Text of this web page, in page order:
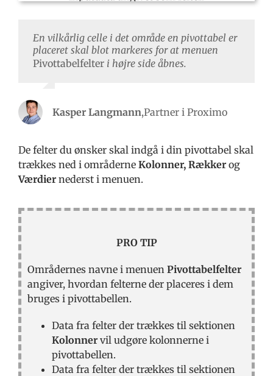
En vilkårlig celle i det område en pivottabel er
placeret skal blot markeres for at menuen
Pivottabelfelteri højre side åbnes.
Kasper Langmann,Partner i Proximo
De felter du ønsker skal indgå i din pivottabel skal
trækkes ned i områderne Kolonner, Rækkerog
Værdiernederst i menuen.
PRO TIP
Områdernes navne i menuen Pivottabelfelter
angiver, hvordan felterne der placeres i dem
bruges i pivottabellen.
Data fra felter der trækkes til sektionen
Kolonnervil udgøre kolonnerne i
pivottabellen.
Data fra felter der trækkes til sektionen